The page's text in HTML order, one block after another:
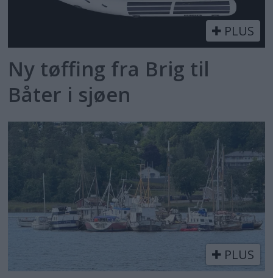
PLUS
Ny tøffing fra Brig til
Båter i sjøen
PLUS